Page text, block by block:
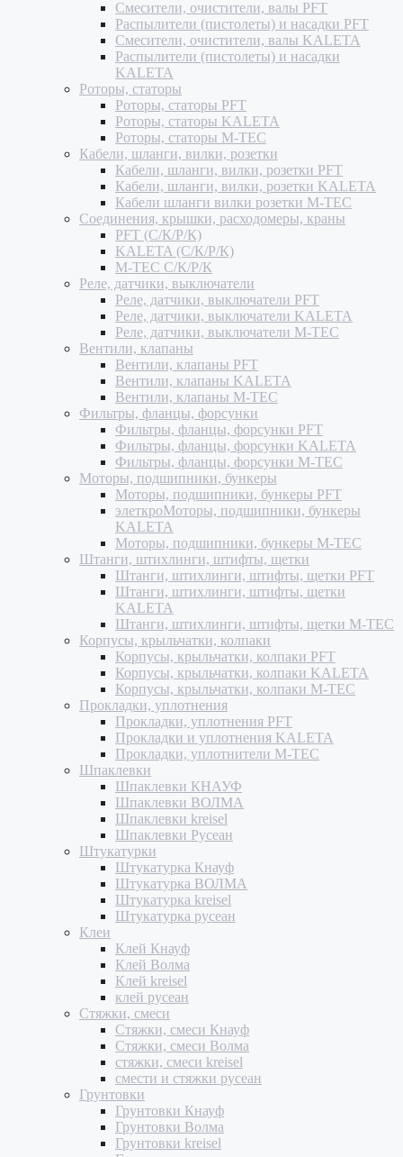
Смесители, очистители, валы PFT
Распылители (пистолеты) и насадки PFT
Смесители, очистители, валы KALETA
Распылители (пистолеты) и насадки
KALETA
Роторы, статоры
Роторы, статоры PFT
Роторы, статоры KALETA
Роторы, статоры M-TEC
Кабели, шланги, вилки, розетки
Кабели, шланги, вилки, розетки PFT
Кабели, шланги, вилки, розетки KALETA
Кабели шланги вилки розетки M-TEC
Соединения, крышки, расходомеры, краны
PFT (С/К/Р/К)
KALETA (С/К/Р/К)
M-TEC С/К/Р/К
Реле, датчики, выключатели
Реле, датчики, выключатели PFT
Реле, датчики, выключатели KALETA
Реле, датчики, выключатели M-TEC
Вентили, клапаны
Вентили, клапаны PFT
Вентили, клапаны KALETA
Вентили, клапаны M-TEC
Фильтры, фланцы, форсунки
Фильтры, фланцы, форсунки PFT
Фильтры, фланцы, форсунки KALETA
Фильтры, фланцы, форсунки M-TEC
Моторы, подшипники, бункеры
Моторы, подшипники, бункеры PFT
элеткроМоторы, подшипники, бункеры
KALETA
Моторы, подшипники, бункеры M-TEC
Штанги, штихлинги, штифты, щетки
Штанги, штихлинги, штифты, щетки PFT
Штанги, штихлинги, штифты, щетки
KALETA
Штанги, штихлинги, штифты, щетки M-TEC
Корпусы, крыльчатки, колпаки
Корпусы, крыльчатки, колпаки PFT
Корпусы, крыльчатки, колпаки KALETA
Корпусы, крыльчатки, колпаки M-TEC
Прокладки, уплотнения
Прокладки, уплотнения PFT
Прокладки и уплотнения KALETA
Прокладки, уплотнители M-TEC
Шпаклевки
Шпаклевки КНАУФ
Шпаклевки ВОЛМА
Шпаклевки kreisel
Шпаклевки Русеан
Штукатурки
Штукатурка Кнауф
Штукатурка ВОЛМА
Штукатурка kreisel
Штукатурка русеан
Клеи
Клей Кнауф
Клей Волма
Клей kreisel
клей русеан
Стяжки, смеси
Стяжки, смеси Кнауф
Стяжки, смеси Волма
стяжки, смеси kreisel
смести и стяжки русеан
Грунтовки
Грунтовки Кнауф
Грунтовки Волма
Грунтовки kreisel